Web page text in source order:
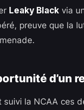
Leaky Black via
preuve que la
d’un
suivi la NCAA ces